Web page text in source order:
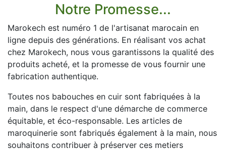
Notre Promesse...
Marokech est numéro 1 de l'artisanat marocain en
ligne depuis des générations. En réalisant vos achat
chez Marokech, nous vous garantissons la qualité des
produits acheté, et la promesse de vous fournir une
fabrication authentique.
Toutes nos babouches en cuir sont fabriquées à la
main, dans le respect d'une démarche de commerce
équitable, et éco-responsable. Les articles de
maroquinerie sont fabriqués également à la main, nous
souhaitons contribuer à préserver ces metiers